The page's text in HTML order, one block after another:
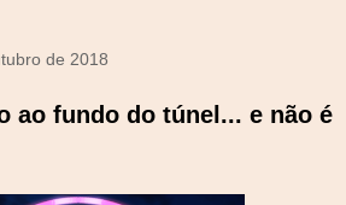
de 2018
ao fundo do túnel... e não é